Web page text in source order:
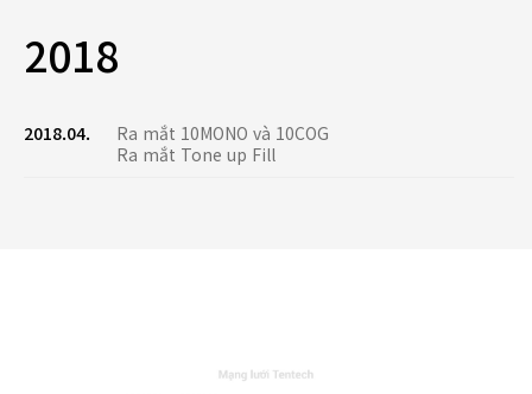
2018
2018.04.
Ra mắt 10MONO và 10COG
Ra mắt Tone up Fill